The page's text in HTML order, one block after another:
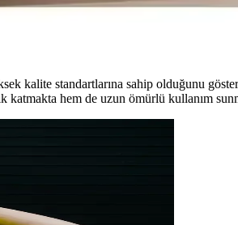
kalite standartlarına sahip olduğunu
katmakta hem de uzun ömürlü kullanım